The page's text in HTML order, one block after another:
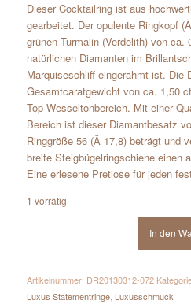
Dieser Cocktailring ist aus
gearbeitet. Der opulente Ringkopf
grünen Turmalin (Verdelith) von
natürlichen Diamanten im
Marquiseschliff eingerahmt ist. Die
Gesamtcaratgewicht von ca. 1,50
Top Wesseltonbereich. Mit einer
Bereich ist dieser Diamantbesatz
Ringgröße 56 (Ã 17,8) beträgt und
breite Steigbügelringschiene einen
Eine erlesene Pretiose für jeden
1 vorrätig
In den
Artikelnummer: DR20130312-072
Luxus Statementringe, Luxusschmuck